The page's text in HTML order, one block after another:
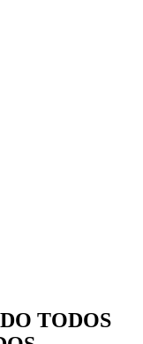
TODOS